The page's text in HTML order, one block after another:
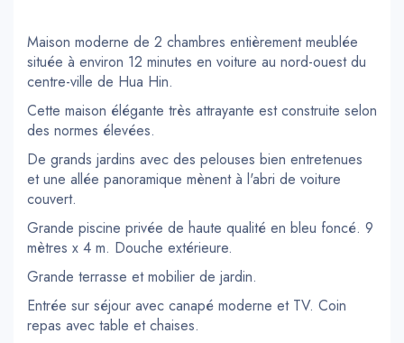
Maison moderne de 2 chambres entièrement meublée
située à environ 12 minutes en voiture au nord-ouest du
centre-ville de Hua Hin.
Cette maison élégante très attrayante est construite selon
des normes élevées.
De grands jardins avec des pelouses bien entretenues
et une allée panoramique mènent à l'abri de voiture
couvert.
Grande piscine privée de haute qualité en bleu foncé. 9
mètres x 4 m. Douche extérieure.
Grande terrasse et mobilier de jardin.
Entrée sur séjour avec canapé moderne et TV. Coin
repas avec table et chaises.